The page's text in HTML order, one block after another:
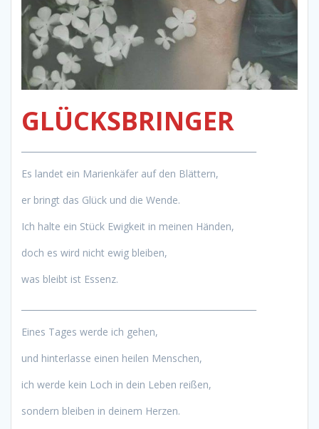
GLÜCKSBRINGER
Es landet ein Marienkäfer auf den Blättern,
er bringt das Glück und die Wende.
Ich halte ein Stück Ewigkeit in meinen Händen,
doch es wird nicht ewig bleiben,
was bleibt ist Essenz.
Eines Tages werde ich gehen,
und hinterlasse einen heilen Menschen,
ich werde kein Loch in dein Leben reißen,
sondern bleiben in deinem Herzen.